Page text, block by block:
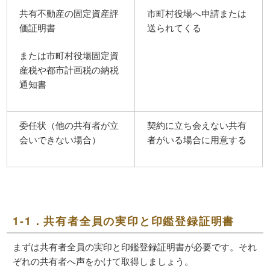
共有不動産の固定資産評
価証明書
または市町村役場固定資
産税や都市計画税の納税
通知書
市町村役場へ申請または
送られてくる
委任状（他の共有者が立
会いできない場合）
契約に立ち会えない共有
者がいる場合に用意する
1-1．共有者全員の実印と印鑑登録証明書
まずは共有者全員の実印と印鑑登録証明書が必要です。それ
ぞれの共有者へ声をかけて取得しましょう。